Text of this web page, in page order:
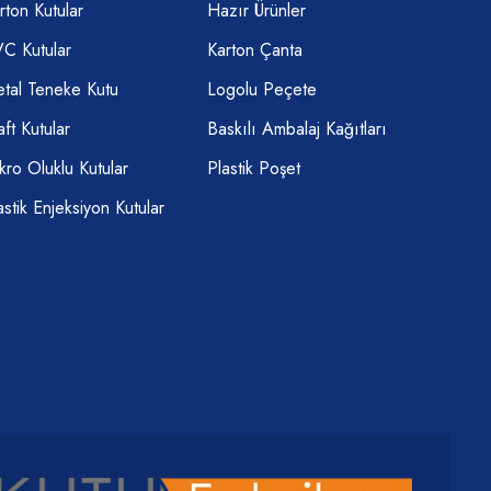
Kutular
Kutular
Teneke Kutu
Kutular
Oluklu Kutular
Enjeksiyon Kutular
Hazır Ürünler
Karton Çanta
Logolu Peçete
Baskılı Ambalaj Kağıtları
Plastik Poşet